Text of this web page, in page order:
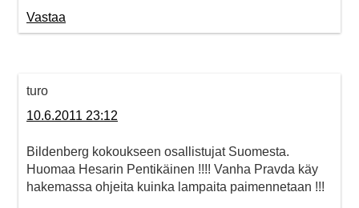
Vastaa
turo
10.6.2011 23:12
Bildenberg kokoukseen osallistujat Suomesta.
Huomaa Hesarin Pentikäinen !!!! Vanha Pravda käy
hakemassa ohjeita kuinka lampaita paimennetaan !!!